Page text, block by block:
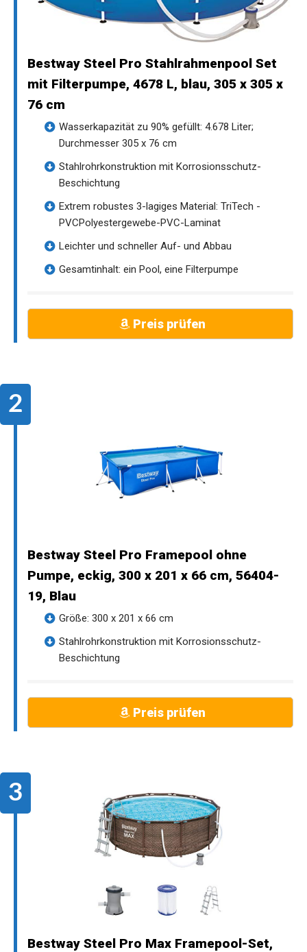
Bestway Steel Pro Stahlrahmenpool Set
mit Filterpumpe, 4678 L, blau, 305 x 305 x
76 cm
Wasserkapazität zu 90% gefüllt: 4.678 Liter;
Durchmesser 305 x 76 cm
Stahlrohrkonstruktion mit Korrosionsschutz-
Beschichtung
Extrem robustes 3-lagiges Material: TriTech -
PVCPolyestergewebe-PVC-Laminat
Leichter und schneller Auf- und Abbau
Gesamtinhalt: ein Pool, eine Filterpumpe
Preis prüfen
Bestway Steel Pro Framepool ohne
Pumpe, eckig, 300 x 201 x 66 cm, 56404-
19, Blau
Größe: 300 x 201 x 66 cm
Stahlrohrkonstruktion mit Korrosionsschutz-
Beschichtung
Preis prüfen
Bestway Steel Pro Max Framepool-Set,